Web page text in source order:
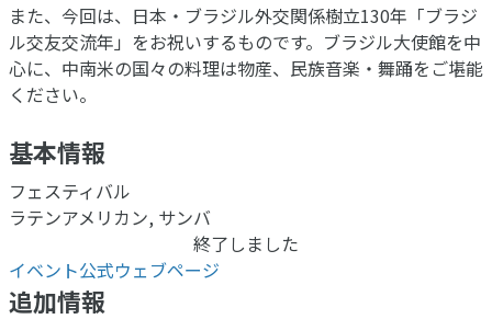
また、今回は、日本・ブラジル外交関係樹立130年「ブラジ
ル交友交流年」をお祝いするものです。ブラジル大使館を中
心に、中南米の国々の料理は物産、民族音楽・舞踊をご堪能
ください。
基本情報
フェスティバル
ラテンアメリカン, サンバ
終了しました
イベント公式ウェブページ
追加情報